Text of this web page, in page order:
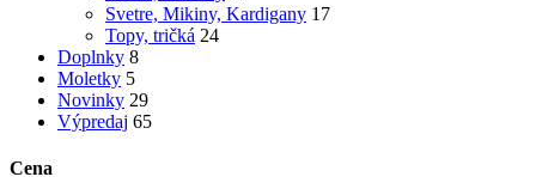
Svetre, Mikiny, Kardigany 17
Topy, tričká 24
Doplnky 8
Moletky 5
Novinky 29
Výpredaj 65
Cena